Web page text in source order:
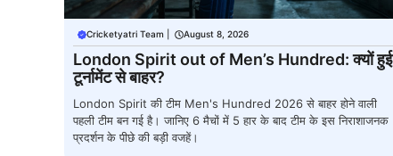
Cricketyatri Team August 8, 2026
London Spirit out of Men’s Hundred: क्यों हुई
टूर्नामेंट से बाहर?
London Spirit की टीम Men's Hundred 2026 से बाहर होने वाली
पहली टीम बन गई है। जानिए 6 मैचों में 5 हार के बाद टीम के इस निराशाजनक
प्रदर्शन के पीछे की बड़ी वजहें।